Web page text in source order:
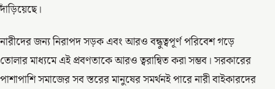
দাঁড়িয়েছে।
নারীদের জন্য নিরাপদ সড়ক এবং আরও বন্ধুত্বপূর্ণ পরিবেশ গড়ে
তোলার মাধ্যমে এই প্রবণতাকে আরও ত্বরান্বিত করা সম্ভব। সরকারের
পাশাপাশি সমাজের সব স্তরের মানুষের সমর্থনই পারে নারী বাইকারদের